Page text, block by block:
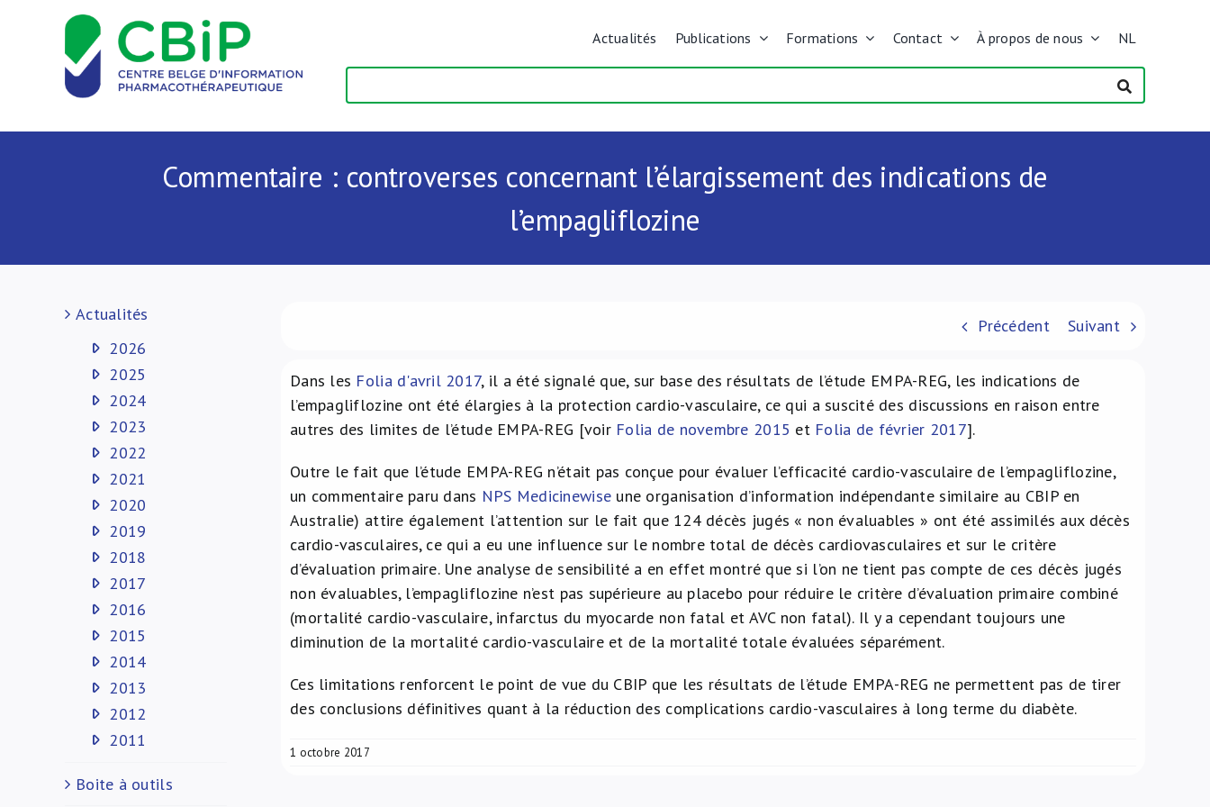
Actualités Publications Formations Contact À propos de nous NL
Commentaire : controverses concernant l’élargissement des indications de
l’empagliflozine
Précédent Suivant
Dans les Folia d'avril 2017, il a été signalé que, sur base des résultats de l’étude EMPA-REG, les indications de
l’empagliflozine ont été élargies à la protection cardio-vasculaire, ce qui a suscité des discussions en raison entre
autres des limites de l’étude EMPA-REG [voir Folia de novembre 2015 et Folia de février 2017].
Outre le fait que l’étude EMPA-REG n’était pas conçue pour évaluer l’efficacité cardio-vasculaire de l’empagliflozine,
un commentaire paru dans NPS Medicinewise une organisation d’information indépendante similaire au CBIP en
Australie) attire également l’attention sur le fait que 124 décès jugés « non évaluables » ont été assimilés aux décès
cardio-vasculaires, ce qui a eu une influence sur le nombre total de décès cardiovasculaires et sur le critère
d’évaluation primaire. Une analyse de sensibilité a en effet montré que si l’on ne tient pas compte de ces décès jugés
non évaluables, l’empagliflozine n’est pas supérieure au placebo pour réduire le critère d’évaluation primaire combiné
(mortalité cardio-vasculaire, infarctus du myocarde non fatal et AVC non fatal). Il y a cependant toujours une
diminution de la mortalité cardio-vasculaire et de la mortalité totale évaluées séparément.
Ces limitations renforcent le point de vue du CBIP que les résultats de l’étude EMPA-REG ne permettent pas de tirer
des conclusions définitives quant à la réduction des complications cardio-vasculaires à long terme du diabète.
1 octobre 2017
Actualités
2026
2025
2024
2023
2022
2021
2020
2019
2018
2017
2016
2015
2014
2013
2012
2011
Boite à outils